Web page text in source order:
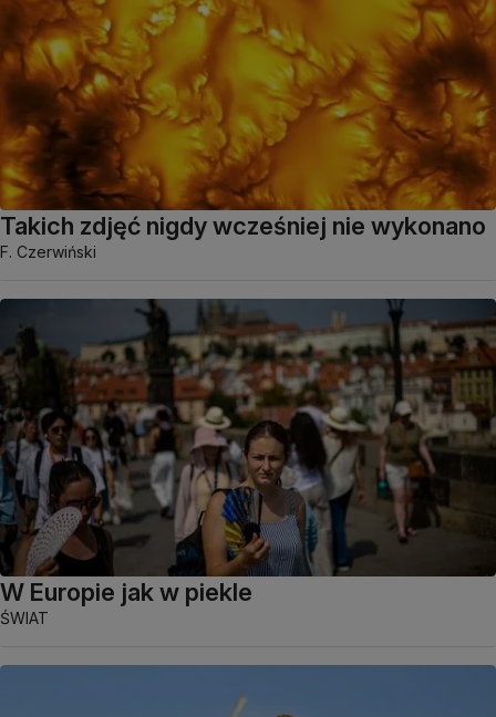
Takich zdjęć nigdy wcześniej nie wykonano
F. Czerwiński
W Europie jak w piekle
ŚWIAT